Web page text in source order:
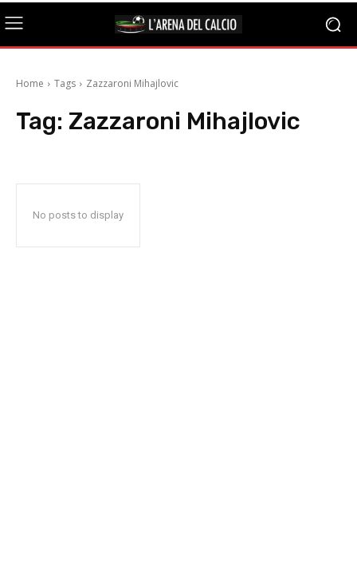
Home Tags Zazzaroni Mihajlovic
Tag: Zazzaroni Mihajlovic
No posts to display